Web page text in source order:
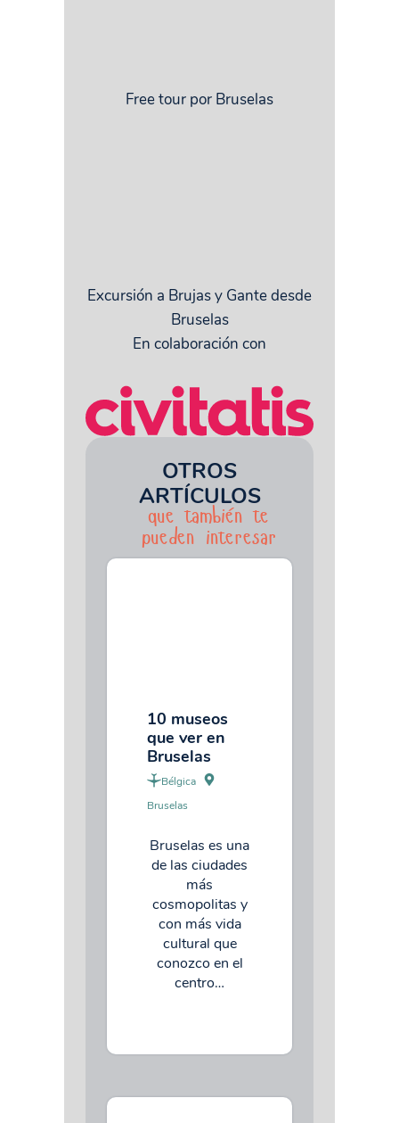
Free tour por Bruselas
Excursión a Brujas y Gante desde
Bruselas
En colaboración con
OTROS
ARTÍCULOS
que también te
pueden interesar
10 museos
que ver en
Bruselas
Bélgica
Bruselas
Bruselas es una
de las ciudades
más
cosmopolitas y
con más vida
cultural que
conozco en el
centro…